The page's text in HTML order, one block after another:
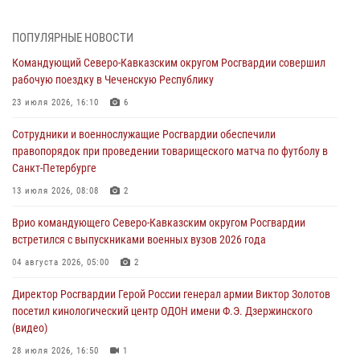
В Курске росгвардейцы провели занятие по основам
07 августа 2026, 11:33
Рэпер ST посетил раненых росгвардейцев в Главном военном
07 августа 2026, 11:18
Патриотическая акция «Каникулы с Росгвардией» прошла в
Воронеже
В Ставрополе офицеры Росгвардии стали участниками пресс-
конференции по вопросам в сфере оборота оружия
ПОПУЛЯРНЫЕ НОВОСТИ
Командующий Северо-Кавказским округом Росгвардии совершил
рабочую поездку в Чеченскую Республику
23 июля 2026, 16:10 6
Сотрудники и военнослужащие Росгвардии обеспечили
правопорядок при проведении товарищеского матча по футболу в
Санкт-Петербурге
13 июля 2026, 08:08 2
Врио командующего Северо-Кавказским округом Росгвардии
встретился с выпускниками военных вузов 2026 года
04 августа 2026, 05:00 2
Директор Росгвардии Герой России генерал армии Виктор Золотов
посетил кинологический центр ОДОН имени Ф.Э. Дзержинского
(видео)
28 июля 2026, 16:50 1